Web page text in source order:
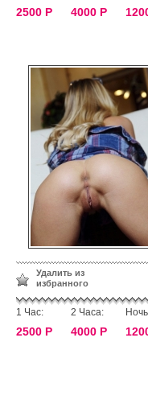
2500 Р 4000 Р
Удалить из
избранного
1 Час:
2500 Р
2 Часа:
4000 Р